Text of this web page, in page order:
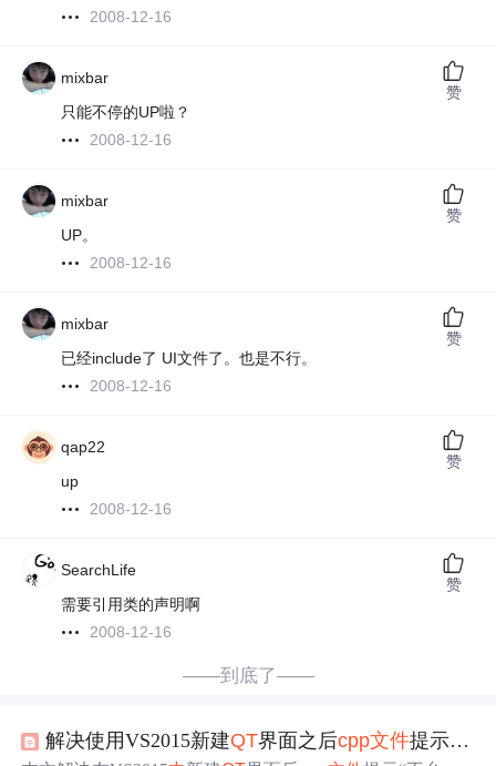
2008-12-16
mixbar
只能不停的UP啦？
2008-12-16
赞
mixbar
UP。
2008-12-16
赞
mixbar
已经include了 UI文件了。也是不行。
2008-12-16
赞
qap22
up
2008-12-16
赞
SearchLife
需要引用类的声明啊
2008-12-16
赞
——到底了——
解决使用VS2015新建QT界面之后cpp文件提示“不允许使用不完整的类型”问题